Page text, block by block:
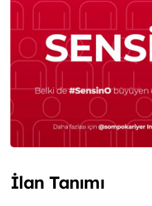
İlan Tanımı